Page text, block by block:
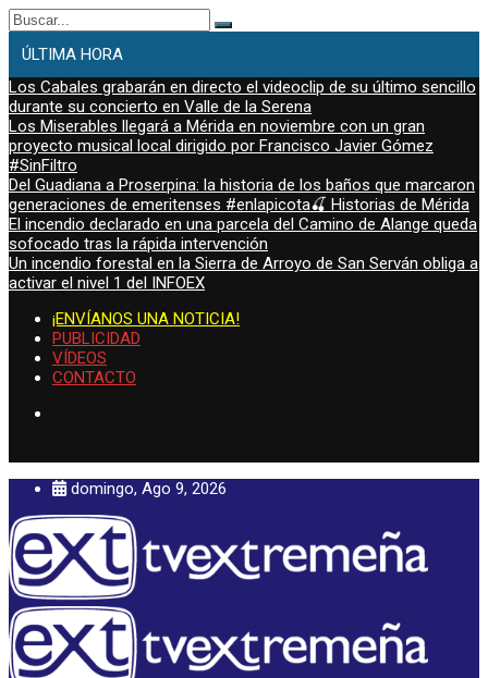
Buscar:
ÚLTIMA HORA
Los Cabales grabarán en directo el videoclip de su último sencillo
durante su concierto en Valle de la Serena
Los Miserables llegará a Mérida en noviembre con un gran
proyecto musical local dirigido por Francisco Javier Gómez
#SinFiltro
Del Guadiana a Proserpina: la historia de los baños que marcaron
generaciones de emeritenses #enlapicota🍒 Historias de Mérida
El incendio declarado en una parcela del Camino de Alange queda
sofocado tras la rápida intervención
Un incendio forestal en la Sierra de Arroyo de San Serván obliga a
activar el nivel 1 del INFOEX
¡ENVÍANOS UNA NOTICIA!
PUBLICIDAD
VÍDEOS
CONTACTO
domingo, Ago 9, 2026